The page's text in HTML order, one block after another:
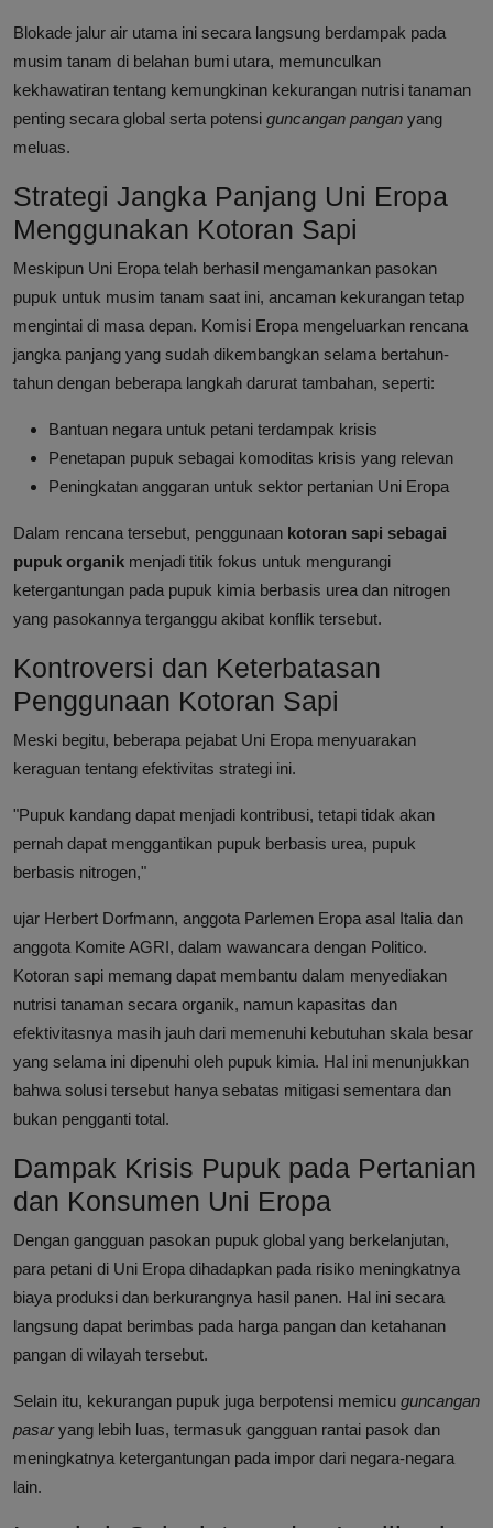
Blokade jalur air utama ini secara langsung berdampak pada
musim tanam di belahan bumi utara, memunculkan
kekhawatiran tentang kemungkinan kekurangan nutrisi tanaman
penting secara global serta potensi guncangan pangan yang
meluas.
Strategi Jangka Panjang Uni Eropa
Menggunakan Kotoran Sapi
Meskipun Uni Eropa telah berhasil mengamankan pasokan
pupuk untuk musim tanam saat ini, ancaman kekurangan tetap
mengintai di masa depan. Komisi Eropa mengeluarkan rencana
jangka panjang yang sudah dikembangkan selama bertahun-
tahun dengan beberapa langkah darurat tambahan, seperti:
Bantuan negara untuk petani terdampak krisis
Penetapan pupuk sebagai komoditas krisis yang relevan
Peningkatan anggaran untuk sektor pertanian Uni Eropa
Dalam rencana tersebut, penggunaan kotoran sapi sebagai
pupuk organik menjadi titik fokus untuk mengurangi
ketergantungan pada pupuk kimia berbasis urea dan nitrogen
yang pasokannya terganggu akibat konflik tersebut.
Kontroversi dan Keterbatasan
Penggunaan Kotoran Sapi
Meski begitu, beberapa pejabat Uni Eropa menyuarakan
keraguan tentang efektivitas strategi ini.
"Pupuk kandang dapat menjadi kontribusi, tetapi tidak akan
pernah dapat menggantikan pupuk berbasis urea, pupuk
berbasis nitrogen,"
ujar Herbert Dorfmann, anggota Parlemen Eropa asal Italia dan
anggota Komite AGRI, dalam wawancara dengan Politico.
Kotoran sapi memang dapat membantu dalam menyediakan
nutrisi tanaman secara organik, namun kapasitas dan
efektivitasnya masih jauh dari memenuhi kebutuhan skala besar
yang selama ini dipenuhi oleh pupuk kimia. Hal ini menunjukkan
bahwa solusi tersebut hanya sebatas mitigasi sementara dan
bukan pengganti total.
Dampak Krisis Pupuk pada Pertanian
dan Konsumen Uni Eropa
Dengan gangguan pasokan pupuk global yang berkelanjutan,
para petani di Uni Eropa dihadapkan pada risiko meningkatnya
biaya produksi dan berkurangnya hasil panen. Hal ini secara
langsung dapat berimbas pada harga pangan dan ketahanan
pangan di wilayah tersebut.
Selain itu, kekurangan pupuk juga berpotensi memicu guncangan
pasaryang lebih luas, termasuk gangguan rantai pasok dan
meningkatnya ketergantungan pada impor dari negara-negara
lain.